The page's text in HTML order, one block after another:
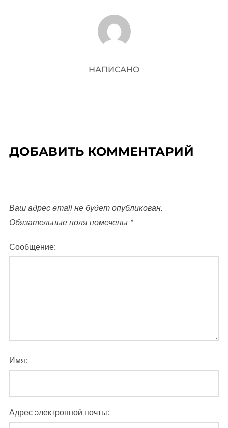
АВТОР ЗАПИСИ
НАПИСАНО
ДОБАВИТЬ КОММЕНТАРИЙ
Ваш адрес email не будет опубликован.
Обязательные поля помечены *
Сообщение:
Имя:
Адрес электронной почты: